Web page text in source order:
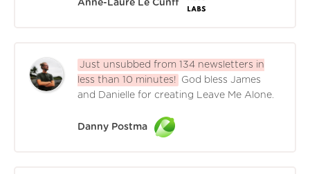
Anne-Laure Le Cunff
Just unsubbed from 134 newsletters in
less than 10 minutes!
God bless James
and Danielle for creating Leave Me Alone.
Danny Postma